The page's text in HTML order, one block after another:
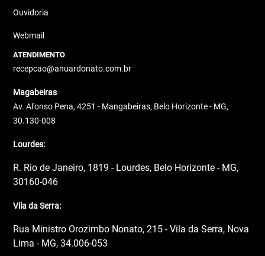
Ouvidoria
Webmail
ATENDIMENTO
recepcao@anuardonato.com.br
Magabeiras
Av. Afonso Pena, 4251 - Mangabeiras, Belo Horizonte - MG,
30.130-008
Lourdes:
R. Rio de Janeiro, 1819 - Lourdes, Belo Horizonte - MG,
30160-046
Vila da Serra:
Rua Ministro Orozimbo Nonato, 215 - Vila da Serra, Nova
Lima - MG, 34.006-053